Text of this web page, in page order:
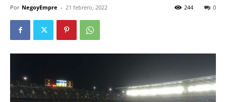
Por NegoyEmpre - 21 febrero, 2022 0
244